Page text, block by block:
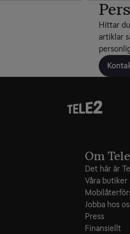
Hittar
artiklar
Om
Det här är
Våra butiker
Jobba hos
Press
Finansiellt